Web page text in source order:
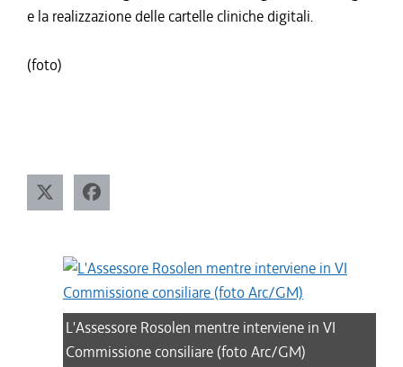
e la realizzazione delle cartelle cliniche digitali.
(foto)
L'Assessore Rosolen mentre interviene in VI
Commissione consiliare (foto Arc/GM)